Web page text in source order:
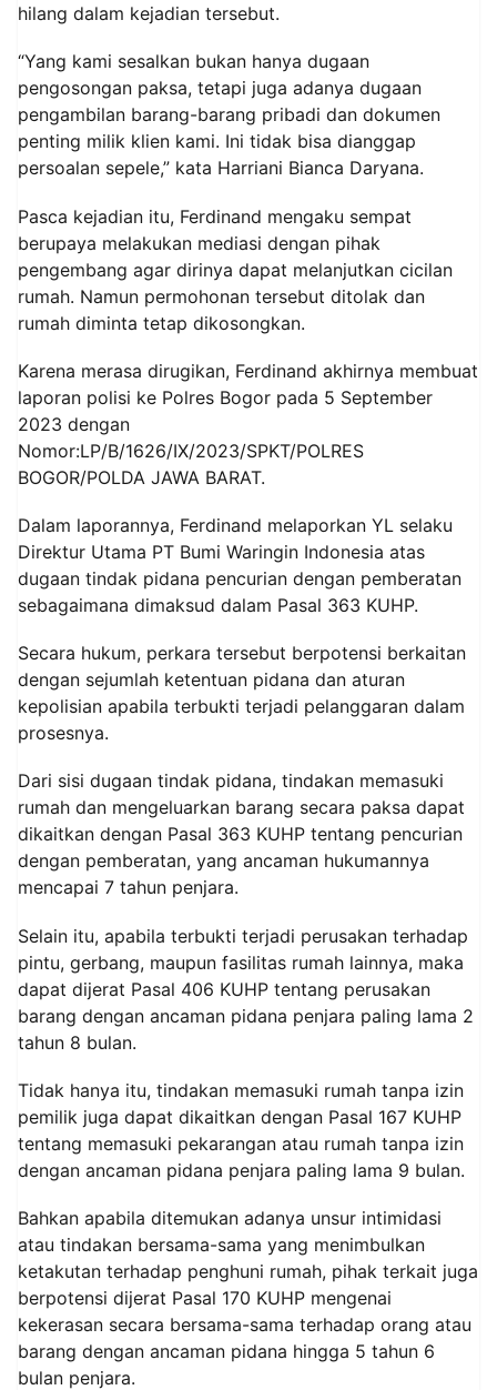
hilang dalam kejadian tersebut.
“Yang kami sesalkan bukan hanya dugaan
pengosongan paksa, tetapi juga adanya dugaan
pengambilan barang-barang pribadi dan dokumen
penting milik klien kami. Ini tidak bisa dianggap
persoalan sepele,” kata Harriani Bianca Daryana.
Pasca kejadian itu, Ferdinand mengaku sempat
berupaya melakukan mediasi dengan pihak
pengembang agar dirinya dapat melanjutkan cicilan
rumah. Namun permohonan tersebut ditolak dan
rumah diminta tetap dikosongkan.
Karena merasa dirugikan, Ferdinand akhirnya membuat
laporan polisi ke Polres Bogor pada 5 September
2023 dengan
Nomor:LP/B/1626/IX/2023/SPKT/POLRES
BOGOR/POLDA JAWA BARAT.
Dalam laporannya, Ferdinand melaporkan YL selaku
Direktur Utama PT Bumi Waringin Indonesia atas
dugaan tindak pidana pencurian dengan pemberatan
sebagaimana dimaksud dalam Pasal 363 KUHP.
Secara hukum, perkara tersebut berpotensi berkaitan
dengan sejumlah ketentuan pidana dan aturan
kepolisian apabila terbukti terjadi pelanggaran dalam
prosesnya.
Dari sisi dugaan tindak pidana, tindakan memasuki
rumah dan mengeluarkan barang secara paksa dapat
dikaitkan dengan Pasal 363 KUHP tentang pencurian
dengan pemberatan, yang ancaman hukumannya
mencapai 7 tahun penjara.
Selain itu, apabila terbukti terjadi perusakan terhadap
pintu, gerbang, maupun fasilitas rumah lainnya, maka
dapat dijerat Pasal 406 KUHP tentang perusakan
barang dengan ancaman pidana penjara paling lama 2
tahun 8 bulan.
Tidak hanya itu, tindakan memasuki rumah tanpa izin
pemilik juga dapat dikaitkan dengan Pasal 167 KUHP
tentang memasuki pekarangan atau rumah tanpa izin
dengan ancaman pidana penjara paling lama 9 bulan.
Bahkan apabila ditemukan adanya unsur intimidasi
atau tindakan bersama-sama yang menimbulkan
ketakutan terhadap penghuni rumah, pihak terkait juga
berpotensi dijerat Pasal 170 KUHP mengenai
kekerasan secara bersama-sama terhadap orang atau
barang dengan ancaman pidana hingga 5 tahun 6
bulan penjara.